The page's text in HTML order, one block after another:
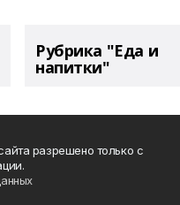
Рубрика "Еда и
напитки"
разрешено только с